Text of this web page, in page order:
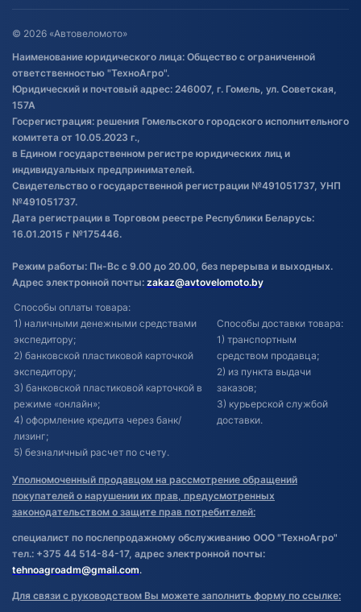
Оставить отзыв
Договор публичной оферты
Обработка файлов cookie
Постановка транспорта на учет
Обновления в ЭПТС 2024
© 2026 «Автовеломото»
Наименование юридического лица: Общество с ограниченной
ответственностью "ТехноАгро".
Юридический и почтовый адрес: 246007, г. Гомель, ул. Советская,
157А
Госрегистрация: решения Гомельского городского исполнительного
комитета от 10.05.2023 г.,
в Едином государственном регистре юридических лиц и
индивидуальных предпринимателей.
Свидетельство о государственной регистрации №491051737, УНП
№491051737.
Дата регистрации в Торговом реестре Республики Беларусь:
16.01.2015 г №175446.
Режим работы: Пн-Вс с 9.00 до 20.00, без перерыва и выходных.
Адрес электронной почты: zakaz@avtovelomoto.by
Способы оплаты товара:
1) наличными денежными средствами
экспедитору;
2) банковской пластиковой карточкой
экспедитору;
3) банковской пластиковой карточкой в
режиме «онлайн»;
4) оформление кредита через банк/
лизинг;
5) безналичный расчет по счету.
Способы доставки товара:
1) транспортным
средством продавца;
2) из пункта выдачи
заказов;
3) курьерской службой
доставки.
Уполномоченный продавцом на рассмотрение обращений
покупателей о нарушении их прав, предусмотренных
законодательством о защите прав потребителей:
специалист по послепродажному обслуживанию ООО "ТехноАгро"
тел.: +375 44 514-84-17, адрес электронной почты:
tehnoagroadm@gmail.com.
Для связи с руководством Вы можете заполнить форму по ссылке: